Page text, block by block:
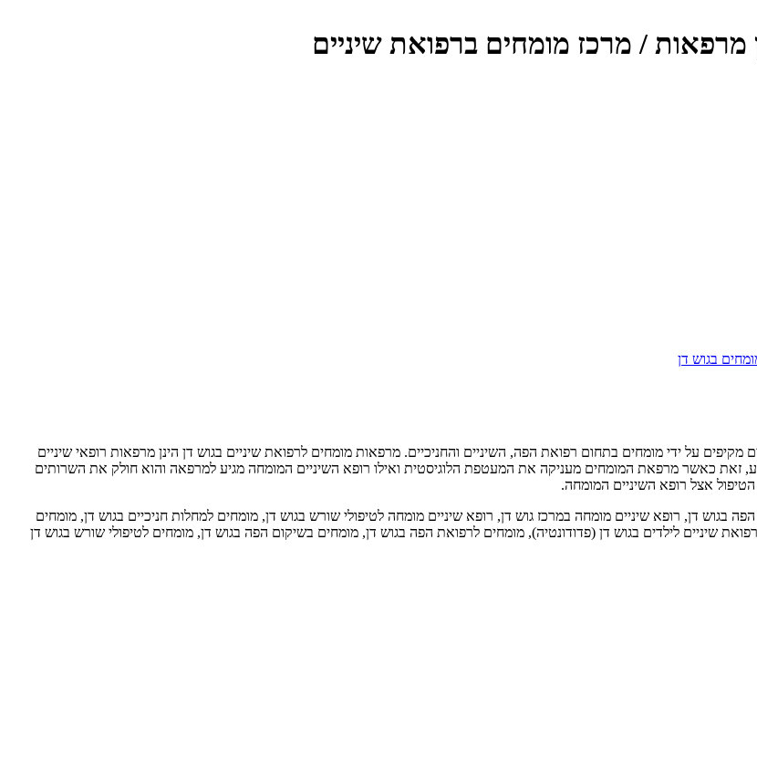
/ מרכז מומחים ברפואת שיניים
בגוש דן
על ידי מומחים בתחום רפואת הפה, השיניים והחניכיים. מרפאות מומחים לרפואת שיניים בגוש דן הינן מרפאות רופאי שיניים
זאת כאשר מרפאת המומחים מעניקה את המעטפת הלוגיסטית ואילו רופא השיניים המומחה מגיע למרפאה והוא חולק את השרותים
אצל רופא השיניים המומחה.
בגוש דן, רופא שיניים מומחה במרכז גוש דן, רופא שיניים מומחה לטיפולי שורש בגוש דן, מומחים למחלות חניכיים בגוש דן, מומחים
שיניים לילדים בגוש דן (פדודונטיה), מומחים לרפואת הפה בגוש דן, מומחים בשיקום הפה בגוש דן, מומחים לטיפולי שורש בגוש דן